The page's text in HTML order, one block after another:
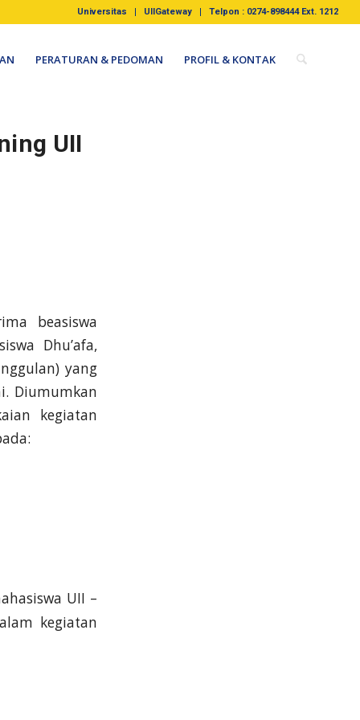
Universitas UIIGateway Telpon : 0274-898444 Ext. 1212
PERATURAN & PEDOMAN PROFIL & KONTAK
UII
beasiswa
Dhu’afa,
yang
Diumumkan
kegiatan
UII –
kegiatan